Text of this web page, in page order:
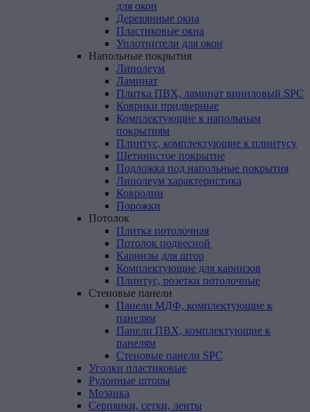
для окон
Деревянные окна
Пластиковые окна
Уплотнители для окон
Напольные покрытия
Линолеум
Ламинат
Плитка ПВХ, ламинат виниловый SPC
Коврики придверные
Комплектующие к напольным
покрытиям
Плинтус, комплектующие к плинтусу
Щетинистое покрытие
Подложка под напольные покрытия
Линолеум характеристика
Ковролин
Порожки
Потолок
Плитка потолочная
Потолок подвесной
Карнизы для штор
Комплектующие для карнизов
Плинтус, розетки потолочные
Стеновые панели
Панели МДФ, комплектующие к
панелям
Панели ПВХ, комплектующие к
панелям
Стеновые панели SPC
Уголки пластиковые
Рулонные шторы
Мозаика
Серпянки, сетки, ленты